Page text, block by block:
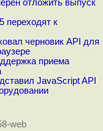
отложить выпуск
переходят к
черновик API для
приема
JavaScript API
web